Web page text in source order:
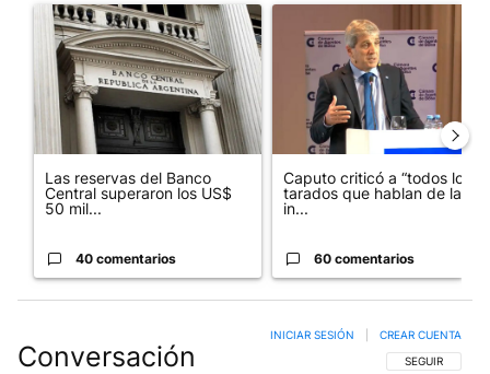
Un artículo de tendencia con el título "Las reservas del Banco
Las reservas del Banco
Central superaron los US$
50 mil...
40 comentarios
Un artículo de tendencia con
Caputo criticó a “todos los
tarados que hablan de la
in...
60 comentarios
Conversación SIGA ESTA
SEGUIR
INICIAR SESIÓN CREAR CUENTA